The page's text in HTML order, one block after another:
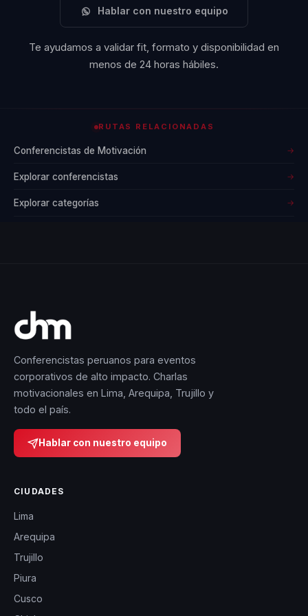
vez más competitivo
no solo busquen el
éxito personal, sino
que también
conferencias de
Sergio se refleja en
los numerosos
testimonios de
jóvenes que han
transformado sus
vidas gracias a su
guía y motivación.
iniciado sus propios
negocios, han
mejorado su
desempeño
académico y han
adoptado una actitud
Hablar con nuestro equipo
Te ayudamos a validar fit, formato y disponibilidad en
menos de 24 horas hábiles.
RUTAS RELACIONADAS
Conferencistas de Motivación →
Explorar conferencistas →
Explorar categorías →
Conferencistas peruanos para eventos
corporativos de alto impacto. Charlas
motivacionales en Lima, Arequipa, Trujillo y
todo el país.
Hablar con nuestro equipo
CIUDADES
Lima
Arequipa
Trujillo
Piura
Cusco